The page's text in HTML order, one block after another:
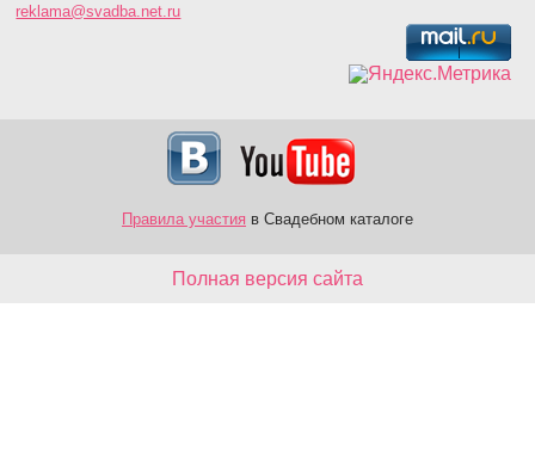
reklama@svadba.net.ru
Правила участия в Свадебном каталоге
Полная версия сайта